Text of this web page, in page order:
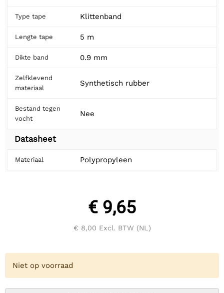
Type tape Klittenband
Lengte tape 5 m
Dikte band 0.9 mm
Zelfklevend
materiaal
Synthetisch rubber
Bestand tegen
vocht
Nee
Datasheet
Materiaal Polypropyleen
€ 9,65
€ 8,00 Excl. BTW (NL)
Niet op voorraad